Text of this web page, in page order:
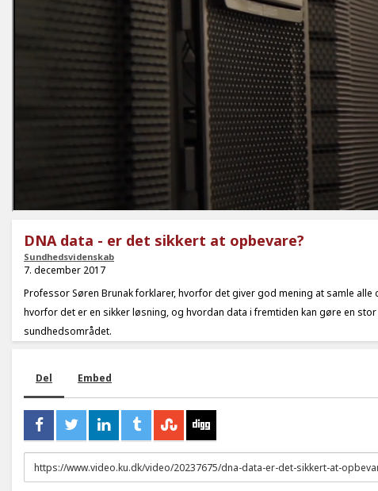
DNA data - er det sikkert at opbevare?
Sundhedsvidenskab
7. december 2017
Professor Søren Brunak forklarer, hvorfor det giver god mening at samle alle
hvorfor det er en sikker løsning, og hvordan data i fremtiden kan gøre en
sundhedsområdet.
Del Embed
URL
to